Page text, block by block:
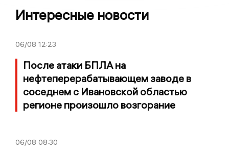
Интересные новости
06/08 12:23
После атаки БПЛА на
нефтеперерабатывающем заводе в
соседнем с Ивановской областью
регионе произошло возгорание
06/08 08:30